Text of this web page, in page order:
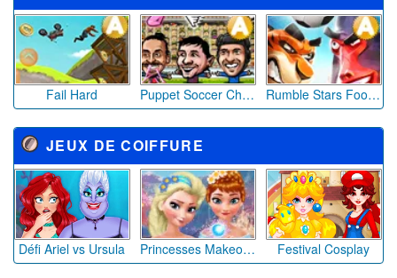
Fail Hard Puppet Soccer Champions Rumble Stars Football
JEUX DE COIFFURE
Défi Ariel vs Ursula Princesses Makeover Festival Cosplay